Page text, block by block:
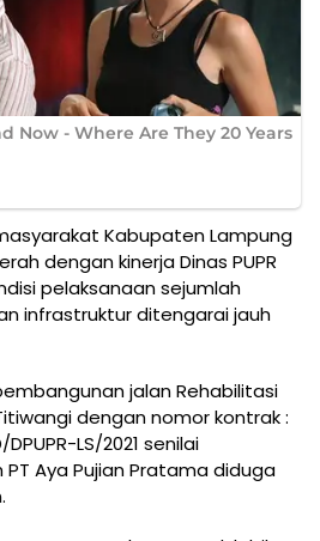
Kabupaten Lampung
dengan kinerja Dinas PUPR
pelaksanaan sejumlah
infrastruktur ditengarai jauh
jalan Rehabilitasi
dengan nomor kontrak :
LS/2021 senilai
PT Aya Pujian Pratama diduga